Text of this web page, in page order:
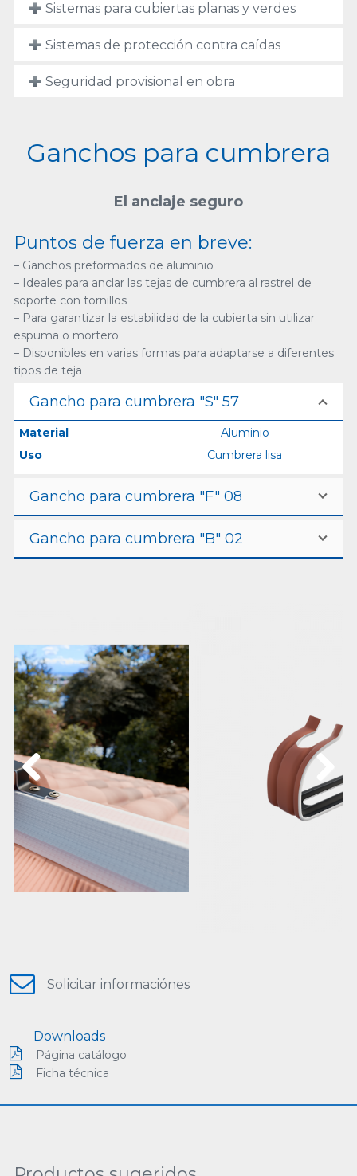
Sistemas para cubiertas planas y verdes
Sistemas de protección contra caídas
Seguridad provisional en obra
Ganchos para cumbrera
El anclaje seguro
Puntos de fuerza en breve:
– Ganchos preformados de aluminio
– Ideales para anclar las tejas de cumbrera al rastrel de
soporte con tornillos
– Para garantizar la estabilidad de la cubierta sin utilizar
espuma o mortero
– Disponibles en varias formas para adaptarse a diferentes
tipos de teja
Gancho para cumbrera "S" 57
Material
Aluminio
Uso
Cumbrera lisa
Gancho para cumbrera "F" 08
Gancho para cumbrera "B" 02
Previous Next
Solicitar informaciónes
Downloads
Página catálogo
Ficha técnica